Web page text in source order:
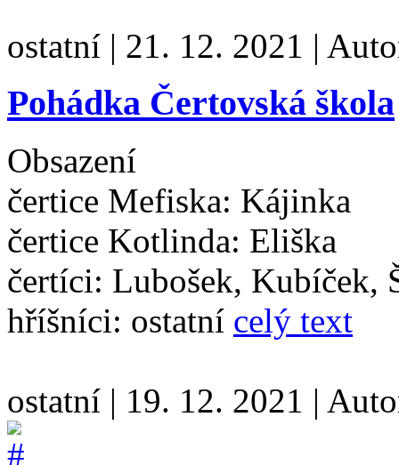
ostatní | 21. 12. 2021 |
Pohádka Čertovská škola
Obsazení
čertice Mefiska: Kájinka
čertice Kotlinda: Eliška
čertíci: Lubošek, Kubíček,
hříšníci: ostatní celý text
ostatní | 19. 12. 2021 |